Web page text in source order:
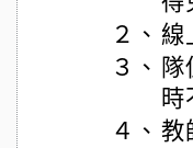
２、 線
３、
時
４、 教